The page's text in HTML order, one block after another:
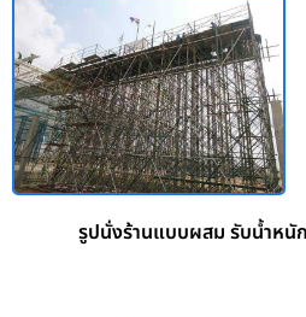
รูปนั่งร้านแบบผสม รับน้ำหนั